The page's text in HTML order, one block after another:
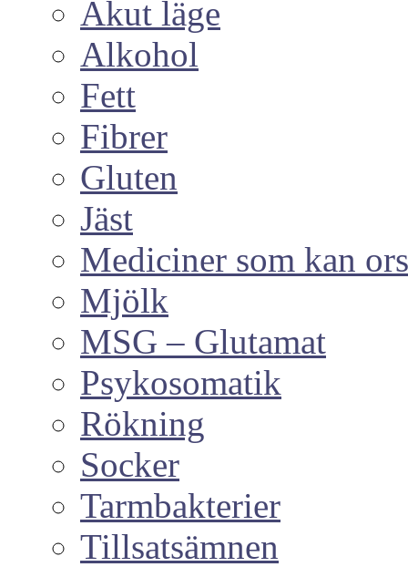
Akut läge
Alkohol
Fett
Fibrer
Gluten
Jäst
Mediciner som kan
Mjölk
MSG – Glutamat
Psykosomatik
Rökning
Socker
Tarmbakterier
Tillsatsämnen